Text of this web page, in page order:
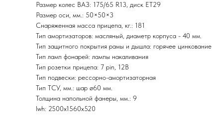
Размер колес ВАЗ: 175/65 R13, диск ET29
Размер оси, мм.: 50×50×3
Снаряженная масса прицепа, кг.: 181
Тип амортизаторов: масляный, диаметр корпуса - 40 мм.
Тип защитного покрытия рамы и дышла: горячее цинкование
Тип ламп фонарей: лампы накаливания
Тип розетки прицепа: 7 pin, 12В
Тип подвески: рессорно-амортизаторная
Тип ТСУ, мм.: шар ø60 мм.
Толщина напольной фанеры, мм.: 9
lwh: 2500x1560x520